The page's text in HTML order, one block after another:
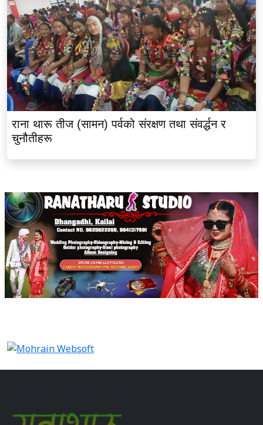
राना थारू तीज (सामन) पर्वको संरक्षण तथा संवर्द्धन र
चुनौतीहरू